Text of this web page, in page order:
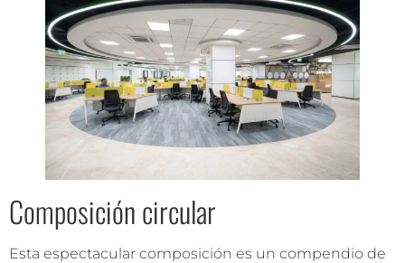
Composición circular
Esta espectacular composición es un compendio de